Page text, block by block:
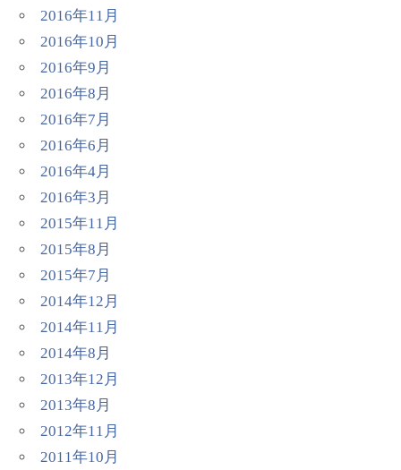
2016年11月
2016年10月
2016年9月
2016年8月
2016年7月
2016年6月
2016年4月
2016年3月
2015年11月
2015年8月
2015年7月
2014年12月
2014年11月
2014年8月
2013年12月
2013年8月
2012年11月
2011年10月